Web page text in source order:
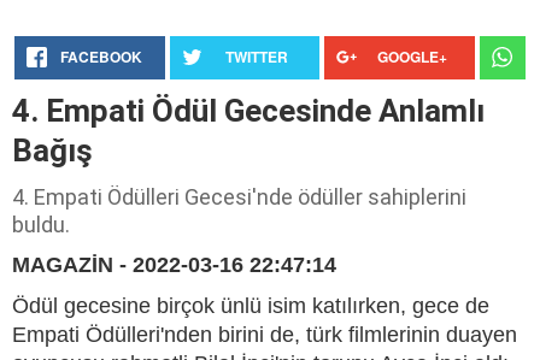
FACEBOOK TWITTER GOOGLE+
4. Empati Ödül Gecesinde Anlamlı
Bağış
4. Empati Ödülleri Gecesi'nde ödüller sahiplerini
buldu.
MAGAZİN - 2022-03-16 22:47:14
Ödül gecesine birçok ünlü isim katılırken, gece de
Empati Ödülleri'nden birini de, türk filmlerinin duayen